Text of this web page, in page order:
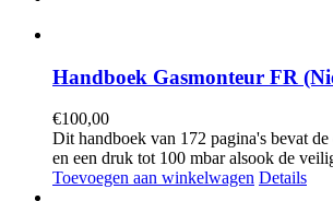
Handboek Gasmonteur FR
€100,00
Dit handboek van 172 pagina's bevat
en een druk tot 100 mbar alsook de
Toevoegen aan winkelwagen Details